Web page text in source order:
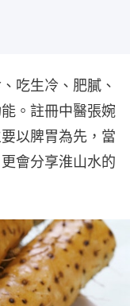
吃生冷、肥膩、
。註冊中醫張婉
以脾胃為先，當
會分享淮山水的